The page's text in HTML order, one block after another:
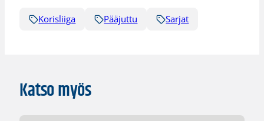
Korisliiga Pääjuttu Sarjat
Katso myös